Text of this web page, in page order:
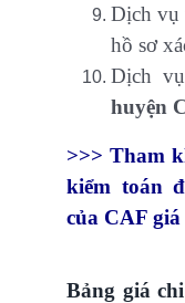
Dịch vụ
hồ sơ
Dịch
huyện
>>> Tham
kiểm toán
của CAF
Bảng giá